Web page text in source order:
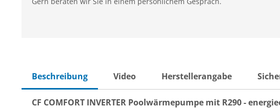
Beschreibung Video Herstellerangabe
CF COMFORT INVERTER Poolwärmepumpe mit R290 -